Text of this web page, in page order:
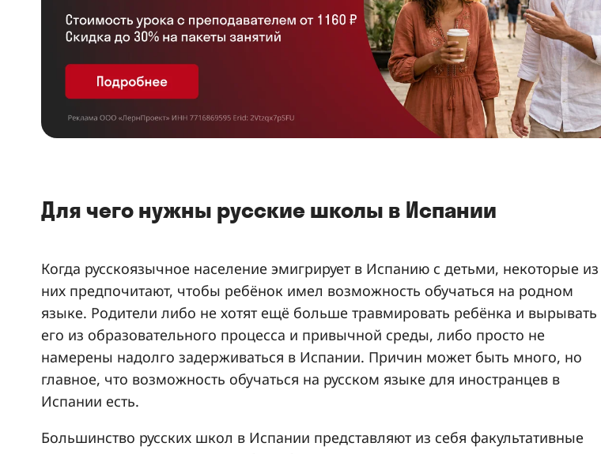
Для чего нужны русские школы в Испании
Когда русскоязычное население эмигрирует в Испанию с детьми, некоторые из
них предпочитают, чтобы ребёнок имел возможность обучаться на родном
языке. Родители либо не хотят ещё больше травмировать ребёнка и вырывать
его из образовательного процесса и привычной среды, либо просто не
намерены надолго задерживаться в Испании. Причин может быть много, но
главное, что возможность обучаться на русском языке для иностранцев в
Испании есть.
Большинство русских школ в Испании представляют из себя факультативные